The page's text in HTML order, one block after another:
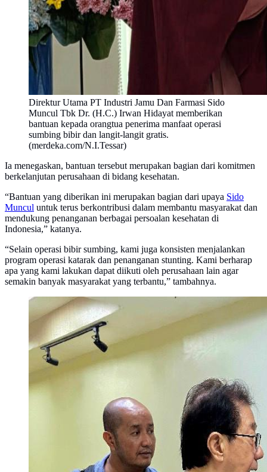
Direktur Utama PT Industri Jamu Dan Farmasi Sido
Muncul Tbk Dr. (H.C.) Irwan Hidayat memberikan
bantuan kepada orangtua penerima manfaat operasi
sumbing bibir dan langit-langit gratis.
(merdeka.com/N.I.Tessar)
Ia menegaskan, bantuan tersebut merupakan bagian dari komitmen
berkelanjutan perusahaan di bidang kesehatan.
“Bantuan yang diberikan ini merupakan bagian dari upaya Sido
Muncul untuk terus berkontribusi dalam membantu masyarakat dan
mendukung penanganan berbagai persoalan kesehatan di
Indonesia,” katanya.
“Selain operasi bibir sumbing, kami juga konsisten menjalankan
program operasi katarak dan penanganan stunting. Kami berharap
apa yang kami lakukan dapat diikuti oleh perusahaan lain agar
semakin banyak masyarakat yang terbantu,” tambahnya.